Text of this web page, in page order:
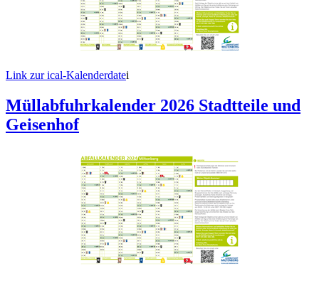
Link zur ical-Kalenderdatei
Müllabfuhrkalender 2026 Stadtteile und
Geisenhof